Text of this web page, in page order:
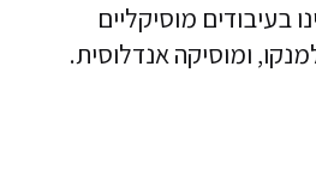
בעיבודים מוסיקליים
ומוסיקה אנדלוסית.